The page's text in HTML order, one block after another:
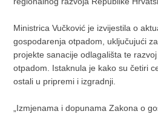
Ministrica Vučković je izvijestila o
gospodarenja otpadom, uključujući
projekte sanacije odlagališta te
otpadom. Istaknula je kako su četiri
ostali u pripremi i izgradnji.
„Izmjenama i dopunama Zakona o